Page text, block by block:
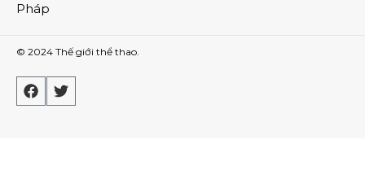
Pháp
© 2024 Thế giới thể thao.